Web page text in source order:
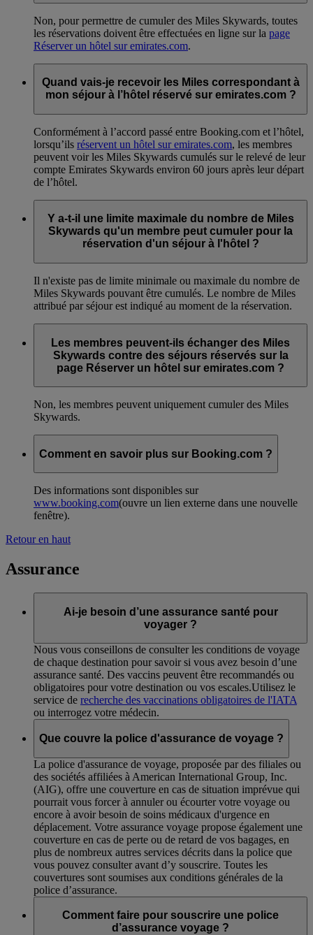
Non, pour permettre de cumuler des Miles Skywards, toutes
les réservations doivent être effectuées en ligne sur la page
Réserver un hôtel sur emirates.com.
Quand vais-je recevoir les Miles correspondant à
mon séjour à l’hôtel réservé sur emirates.com ?
Conformément à l’accord passé entre Booking.com et l’hôtel,
lorsqu’ils réservent un hôtel sur emirates.com, les membres
peuvent voir les Miles Skywards cumulés sur le relevé de leur
compte Emirates Skywards environ 60 jours après leur départ
de l’hôtel.
Y a-t-il une limite maximale du nombre de Miles
Skywards qu'un membre peut cumuler pour la
réservation d'un séjour à l'hôtel ?
Il n'existe pas de limite minimale ou maximale du nombre de
Miles Skywards pouvant être cumulés. Le nombre de Miles
attribué par séjour est indiqué au moment de la réservation.
Les membres peuvent-ils échanger des Miles
Skywards contre des séjours réservés sur la
page Réserver un hôtel sur emirates.com ?
Non, les membres peuvent uniquement cumuler des Miles
Skywards.
Comment en savoir plus sur Booking.com ?
Des informations sont disponibles sur
www.booking.com(ouvre un lien externe dans une nouvelle
fenêtre).
Retour en haut
Assurance
Ai-je besoin d’une assurance santé pour
voyager ?
Nous vous conseillons de consulter les conditions de voyage
de chaque destination pour savoir si vous avez besoin d’une
assurance santé. Des vaccins peuvent être recommandés ou
obligatoires pour votre destination ou vos escales.Utilisez le
service de recherche des vaccinations obligatoires de l'IATA
ou interrogez votre médecin.
Que couvre la police d'assurance de voyage ?
La police d'assurance de voyage, proposée par des filiales ou
des sociétés affiliées à American International Group, Inc.
(AIG), offre une couverture en cas de situation imprévue qui
pourrait vous forcer à annuler ou écourter votre voyage ou
encore à avoir besoin de soins médicaux d'urgence en
déplacement. Votre assurance voyage propose également une
couverture en cas de perte ou de retard de vos bagages, en
plus de nombreux autres services décrits dans la police que
vous pouvez consulter avant d’y souscrire. Toutes les
couvertures sont soumises aux conditions générales de la
police d’assurance.
Comment faire pour souscrire une police
d’assurance voyage ?